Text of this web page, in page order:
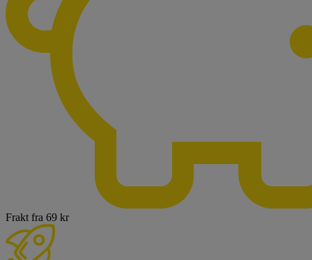
Frakt fra 69 kr